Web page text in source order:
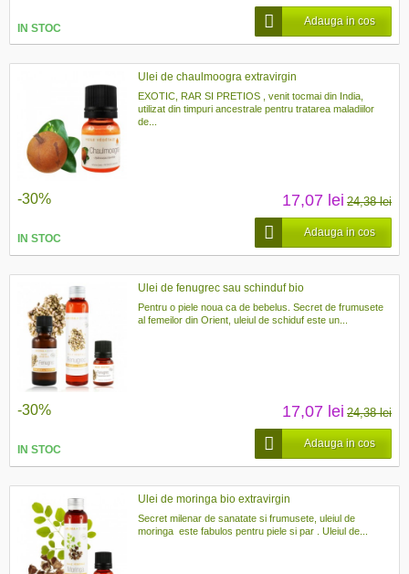
IN STOC
Adauga in cos
Ulei de chaulmoogra extravirgin
EXOTIC, RAR SI PRETIOS , venit tocmai din India,
utilizat din timpuri ancestrale pentru tratarea maladiilor
de...
-30% 17,07 lei 24,38 lei
IN STOC
Adauga in cos
Ulei de fenugrec sau schinduf bio
Pentru o piele noua ca de bebelus. Secret de frumusete
al femeilor din Orient, uleiul de schiduf este un...
-30% 17,07 lei 24,38 lei
IN STOC
Adauga in cos
Ulei de moringa bio extravirgin
Secret milenar de sanatate si frumusete, uleiul de
moringa este fabulos pentru piele si par . Uleiul de...